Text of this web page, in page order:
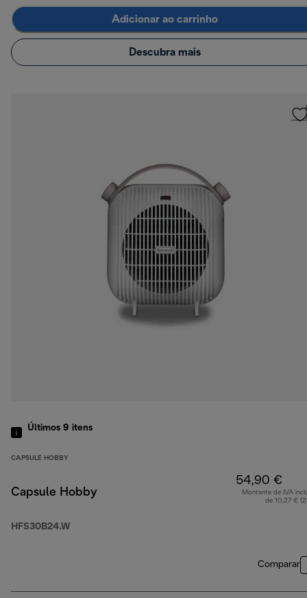
Adicionar ao carrinho
Descubra mais
Últimos 9 itens
CAPSULE HOBBY
Capsule Hobby
HFS30B24.W
54,90 €
Montante de IVA
de 10,27 €
Comparar